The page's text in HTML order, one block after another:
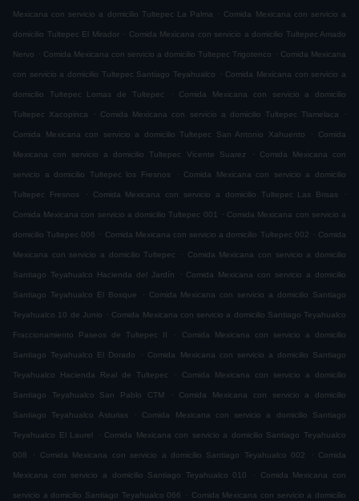
Mexicana con servicio a domicilio Tultepec La Palma . Comida Mexicana con servicio a
domicilio Tultepec El Mirador . Comida Mexicana con servicio a domicilio Tultepec Amado
Nervo . Comida Mexicana con servicio a domicilio Tultepec Trigotenco . Comida Mexicana
con servicio a domicilio Tultepec Santiago Teyahualco . Comida Mexicana con servicio a
domicilio Tultepec Lomas de Tultepec . Comida Mexicana con servicio a domicilio
Tultepec Xacopinca . Comida Mexicana con servicio a domicilio Tultepec Tlamelaca .
Comida Mexicana con servicio a domicilio Tultepec San Antonio Xahuento . Comida
Mexicana con servicio a domicilio Tultepec Vicente Suarez . Comida Mexicana con
servicio a domicilio Tultepec los Fresnos . Comida Mexicana con servicio a domicilio
Tultepec Fresnos . Comida Mexicana con servicio a domicilio Tultepec Las Brisas .
Comida Mexicana con servicio a domicilio Tultepec 001 . Comida Mexicana con servicio a
domicilio Tultepec 006 . Comida Mexicana con servicio a domicilio Tultepec 002 . Comida
Mexicana con servicio a domicilio Tultepec . Comida Mexicana con servicio a domicilio
Santiago Teyahualco Hacienda del Jardín . Comida Mexicana con servicio a domicilio
Santiago Teyahualco El Bosque . Comida Mexicana con servicio a domicilio Santiago
Teyahualco 10 de Junio . Comida Mexicana con servicio a domicilio Santiago Teyahualco
Fraccionamiento Paseos de Tultepec II . Comida Mexicana con servicio a domicilio
Santiago Teyahualco El Dorado . Comida Mexicana con servicio a domicilio Santiago
Teyahualco Hacienda Real de Tultepec . Comida Mexicana con servicio a domicilio
Santiago Teyahualco San Pablo CTM . Comida Mexicana con servicio a domicilio
Santiago Teyahualco Asturias . Comida Mexicana con servicio a domicilio Santiago
Teyahualco El Laurel . Comida Mexicana con servicio a domicilio Santiago Teyahualco
008 . Comida Mexicana con servicio a domicilio Santiago Teyahualco 002 . Comida
Mexicana con servicio a domicilio Santiago Teyahualco 010 . Comida Mexicana con
servicio a domicilio Santiago Teyahualco 066 . Comida Mexicana con servicio a domicilio